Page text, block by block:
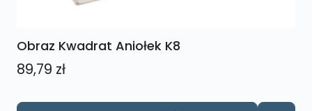
Obraz Kwadrat Aniołek K8
89,79 zł